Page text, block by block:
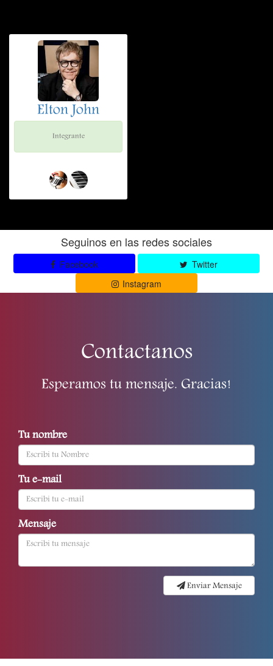
Elton John
Integrante
Seguinos en las redes sociales
Facebook
Twitter
Instagram
Contactanos
Esperamos tu mensaje. Gracias!
Tu nombre
Tu e-mail
Mensaje
Enviar Mensaje